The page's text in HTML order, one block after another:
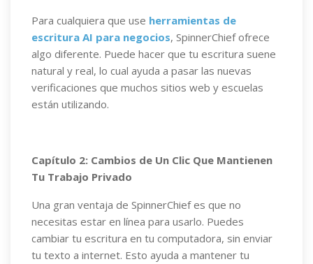
Para cualquiera que use herramientas de
escritura AI para negocios, SpinnerChief ofrece
algo diferente. Puede hacer que tu escritura suene
natural y real, lo cual ayuda a pasar las nuevas
verificaciones que muchos sitios web y escuelas
están utilizando.
Capítulo 2: Cambios de Un Clic Que Mantienen
Tu Trabajo Privado
Una gran ventaja de SpinnerChief es que no
necesitas estar en línea para usarlo. Puedes
cambiar tu escritura en tu computadora, sin enviar
tu texto a internet. Esto ayuda a mantener tu